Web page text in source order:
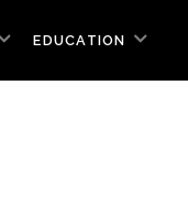
EDUCATION